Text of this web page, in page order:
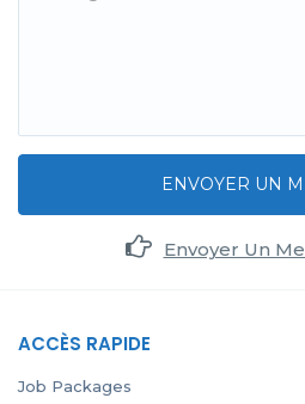
ENVOYER UN
Envoyer Un
ACCÈS RAPIDE
Job Packages